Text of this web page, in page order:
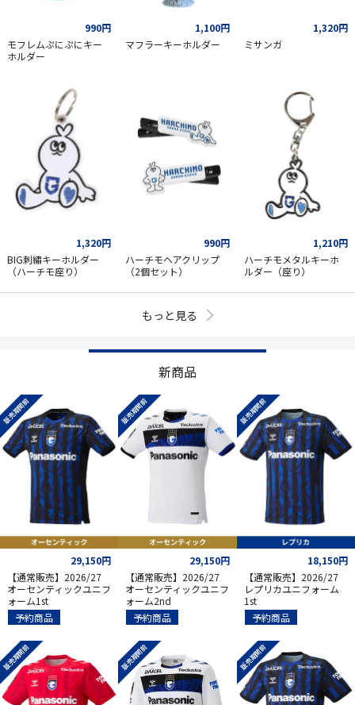
990円
モフレムぷにぷにキー
ホルダー
1,100円
マフラーキーホルダー
1,320円
ミサンガ
1,320円
BIG刺繡キーホルダー
（ハーチモ座り）
990円
ハーチモヘアクリップ
（2個セット）
1,210円
ハーチモメタルキーホ
ルダー（座り）
もっと見る
新商品
販売期間前
29,150円
【通常販売】2026/27
オーセンティックユニフ
ォーム1st
予約商品
販売期間前
29,150円
【通常販売】2026/27
オーセンティックユニフ
ォーム2nd
予約商品
販売期間前
18,150円
【通常販売】2026/27
レプリカユニフォーム
1st
予約商品
販売期間前 販売期間前 販売期間前